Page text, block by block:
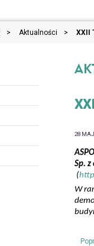
> Aktualności > XXII
28
Sp.
(
W